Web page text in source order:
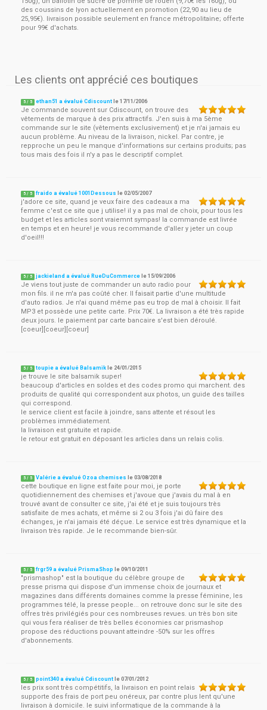
des coussins de lyon actuellement en promotion (22,90 au lieu de
25,95€). livraison possible seulement en france métropolitaine; offerte
pour 99€ d'achats.
Les clients ont apprécié ces boutiques
5 / 5 ethan51 a évalué Cdiscount le17/11/2006
Je commande souvent sur Cdiscount, on trouve des
vêtements de marque à des prix attractifs. J'en suis à ma 5ème
commande sur le site (vêtements exclusivement) et je n'ai jamais eu
aucun problème. Au niveau de la livraison, nickel. Par contre, je
repproche un peu le manque d'informations sur certains produits; pas
tous mais des fois il n'y a pas le descriptif complet.
5 / 5 fraido a évalué 1001Dessous le02/05/2007
j'adore ce site, quand je veux faire des cadeaux a ma
femme c'est ce site que j utilise! il y a pas mal de choix, pour tous les
budget et les articles sont vraiemnt sympas! la commande est livrée
en temps et en heure! je vous recommande d'aller y jeter un coup
d'oeil!!!
5 / 5 jackieland a évalué RueDuCommerce le15/09/2006
Je viens tout juste de commander un auto radio pour
mon fils. il ne m'a pas coûté cher. Il faisait partie d'une multitude
d'auto radios. Je n'ai quand même pas eu trop de mal à choisir. Il fait
MP3 et possède une petite carte. Prix 70€. La livraison a été très rapide
deux jours. le paiement par carte bancaire s'est bien déroulé.
[coeur][coeur][coeur]
5 / 5 toupie a évalué Balsamik le 24/01/2015
je trouve le site balsamik super!
beaucoup d'articles en soldes et des codes promo qui marchent. des
produits de qualité qui correspondent aux photos, un guide des tailles
qui correspond.
le service client est facile à joindre, sans attente et résout les
problèmes immédiatement.
la livraison est gratuite et rapide.
le retour est gratuit en déposant les articles dans un relais colis.
5 / 5 Valérie a évalué Ozoa chemises le03/08/2018
cette boutique en ligne est faite pour moi, je porte
quotidiennement des chemises et j'avoue que j'avais du mal à en
trouvé avant de consulter ce site, j'ai été et je suis toujours très
satisfaite de mes achats, et même si 2 ou 3 fois j'ai dû faire des
échanges, je n'ai jamais été déçue. Le service est très dynamique et la
livraison très rapide. Je le recommande bien-sûr.
5 / 5 frgr59 a évalué PrismaShop le09/10/2011
"prismashop" est la boutique du célèbre groupe de
presse prisma qui dispose d'un immense choix de journaux et
magazines dans différents domaines comme la presse féminine, les
programmes télé, la presse people... on retrouve donc sur le site des
offres très privilégiés pour ces nombreuses revues. un très bon site
qui vous fera réaliser de très belles économies car prismashop
propose des réductions pouvant atteindre -50% sur les offres
d'abonnements.
5 / 5 point340 a évalué Cdiscount le07/01/2012
les prix sont très compétitifs, la livraison en point relais
supporte des frais de port peu onéreux, par contre plus lent qu'une
livraison à domicile. le suivi informatique de la commande à la